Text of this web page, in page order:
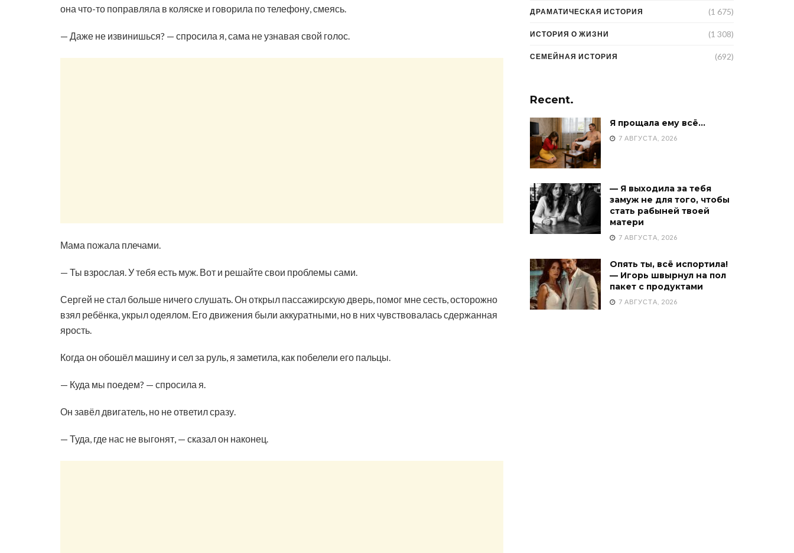
она что-то поправляла в коляске и говорила по телефону, смеясь.
— Даже не извинишься? — спросила я, сама не узнавая свой голос.
Мама пожала плечами.
— Ты взрослая. У тебя есть муж. Вот и решайте свои проблемы сами.
Сергей не стал больше ничего слушать. Он открыл пассажирскую дверь, помог мне сесть, осторожно
взял ребёнка, укрыл одеялом. Его движения были аккуратными, но в них чувствовалась сдержанная
ярость.
Когда он обошёл машину и сел за руль, я заметила, как побелели его пальцы.
— Куда мы поедем? — спросила я.
Он завёл двигатель, но не ответил сразу.
— Туда, где нас не выгонят, — сказал он наконец.
ДРАМАТИЧЕСКАЯ ИСТОРИЯ (1 675)
ИСТОРИЯ О ЖИЗНИ (1 308)
СЕМЕЙНАЯ ИСТОРИЯ (692)
Recent.
Я прощала ему всё…
7 АВГУСТА, 2026
— Я выходила за тебя
замуж не для того, чтобы
стать рабыней твоей
матери
7 АВГУСТА, 2026
Опять ты, всё испортила!
— Игорь швырнул на пол
пакет с продуктами
7 АВГУСТА, 2026